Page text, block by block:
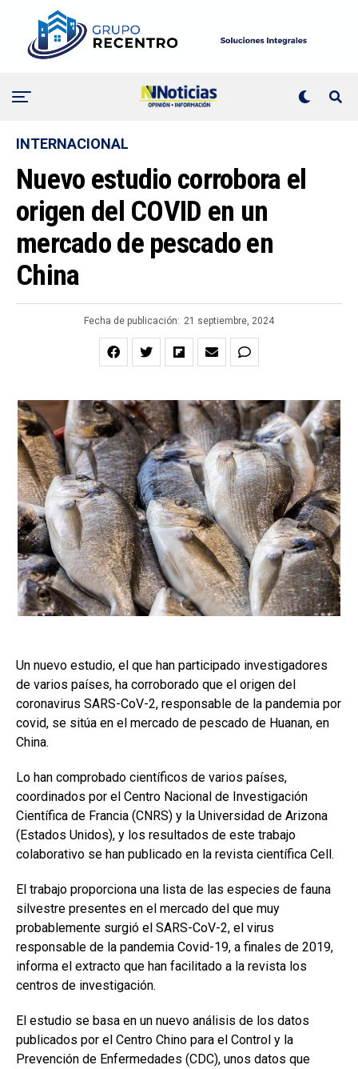
INTERNACIONAL
Nuevo estudio corrobora el
origen del COVID en un
mercado de pescado en
China
Fecha de publicación: 21 septiembre, 2024
Un nuevo estudio, el que han participado investigadores
de varios países, ha corroborado que el origen del
coronavirus SARS-CoV-2, responsable de la pandemia por
covid, se sitúa en el mercado de pescado de Huanan, en
China.
Lo han comprobado científicos de varios países,
coordinados por el Centro Nacional de Investigación
Científica de Francia (CNRS) y la Universidad de Arizona
(Estados Unidos), y los resultados de este trabajo
colaborativo se han publicado en la revista científica Cell.
El trabajo proporciona una lista de las especies de fauna
silvestre presentes en el mercado del que muy
probablemente surgió el SARS-CoV-2, el virus
responsable de la pandemia Covid-19, a finales de 2019,
informa el extracto que han facilitado a la revista los
centros de investigación.
El estudio se basa en un nuevo análisis de los datos
publicados por el Centro Chino para el Control y la
Prevención de Enfermedades (CDC), unos datos que